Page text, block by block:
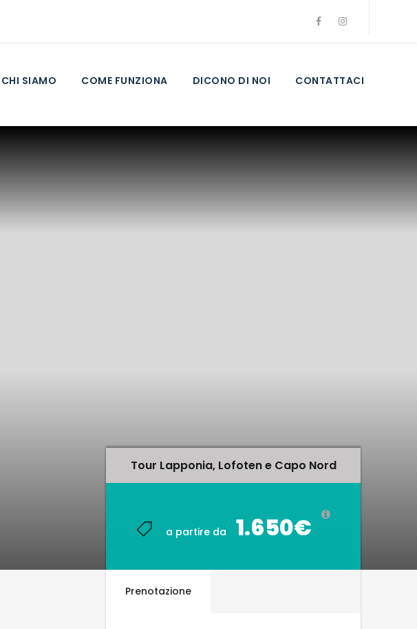
CHI SIAMO COME FUNZIONA DICONO DI NOI CONTATTACI
Tour Lapponia, Lofoten e Capo Nord
a partire da 1.650€
Tour Lapponia, Lofoten e Capo Nord
a partire da 1.650€
Prenotazione